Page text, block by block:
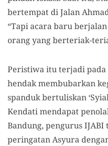
bertempat di Jalan
“Tapi acara baru
orang yang berteriak-
Peristiwa itu terjadi pada
hendak membubarkan
spanduk bertuliskan
Kendati mendapat
Bandung, pengurus
peringatan Asyura